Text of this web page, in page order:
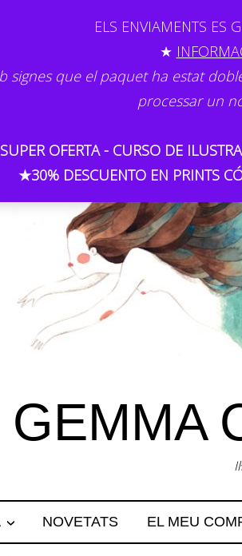
GEMMA
NOVETATS EL MEU
ELS ENVIAMENTS ES
★
signes que el paquet ha estat
processar un
OFERTA - CURSO DE
★30% DESCUENTO EN PRINTS